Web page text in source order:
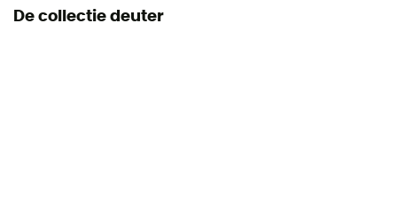
Breedte op de heupen
De collectie deuter